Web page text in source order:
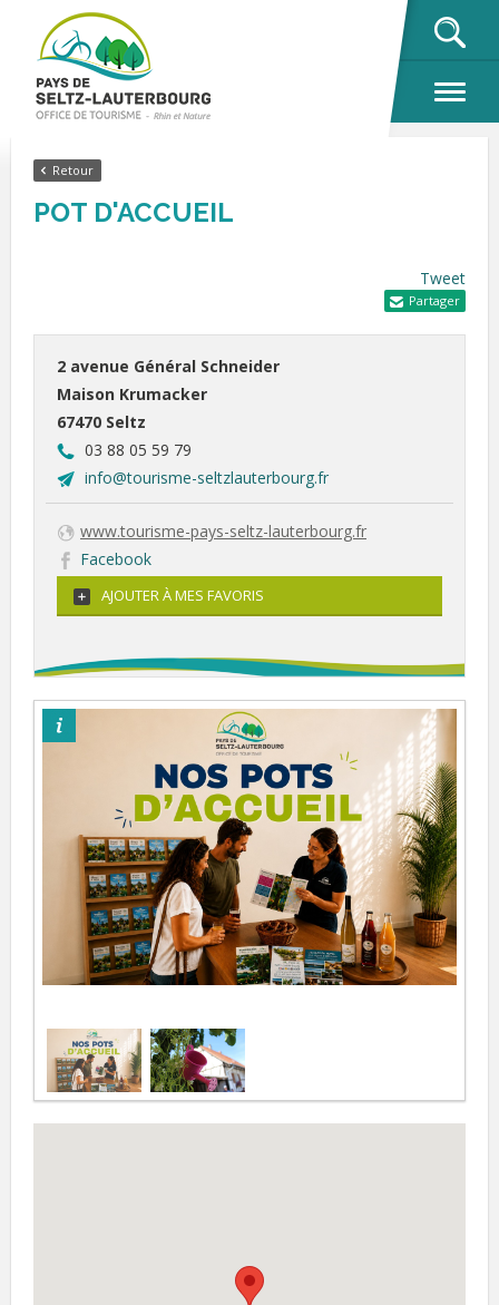
Retour
POT D'ACCUEIL
Tweet
Partager
2 avenue Général Schneider
Maison Krumacker
67470 Seltz
03 88 05 59 79
info@tourisme-seltzlauterbourg.fr
www.tourisme-pays-seltz-lauterbourg.fr
Facebook
AJOUTER À MES FAVORIS